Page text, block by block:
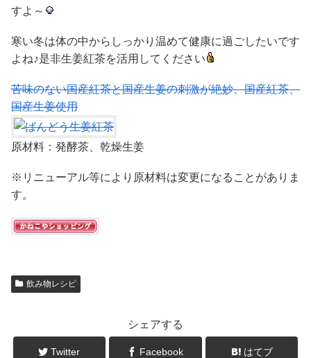
すよ～
寒い冬は体の中からしっかり温めて健康に過ごしたいです
よね♪是非生姜紅茶を活用してください
苦味のない国産紅茶と国産生姜の刺激が絶妙、国産紅茶、
国産生姜使用
原材料：発酵茶、乾燥生姜
※リニューアル等により原材料は変更になることがありま
す。
飲み物レシピ
シェアする
Twitter Facebook はてブ